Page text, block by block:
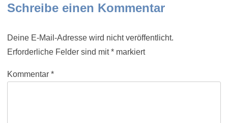
Schreibe einen Kommentar
Deine E-Mail-Adresse wird nicht veröffentlicht.
Erforderliche Felder sind mit* markiert
Kommentar *